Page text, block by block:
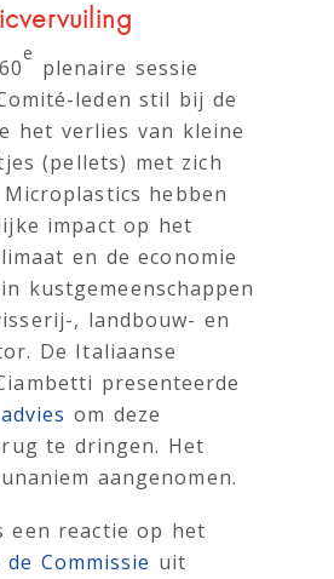
e
plenaire sessie
leden stil bij de
het verlies van kleine
(pellets) met zich
hebben
impact op het
en de economie
kustgemeenschappen
, landbouw- en
De Italiaanse
presenteerde
om deze
te dringen. Het
aangenomen.
een reactie op het
Commissie uit